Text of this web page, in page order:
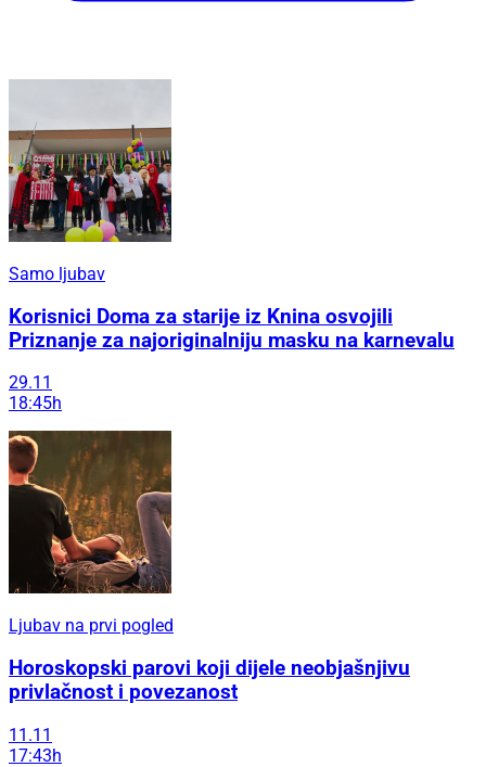
Samo ljubav
Korisnici Doma za starije iz Knina osvojili
Priznanje za najoriginalniju masku na karnevalu
29.11
18:45h
Ljubav na prvi pogled
Horoskopski parovi koji dijele neobjašnjivu
privlačnost i povezanost
11.11
17:43h